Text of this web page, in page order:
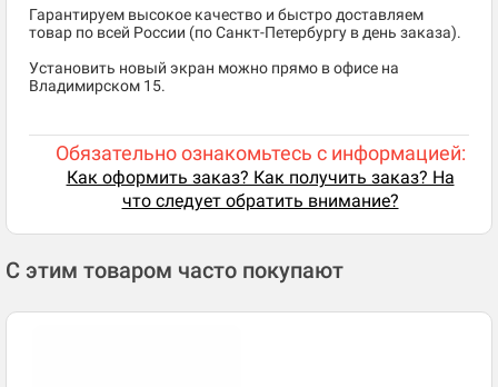
Гарантируем высокое качество и быстро доставляем
товар по всей России (по Санкт-Петербургу в день заказа).
Установить новый экран можно прямо в офисе на
Владимирском 15.
Обязательно ознакомьтесь с информацией:
Как оформить заказ? Как получить заказ? На
что следует обратить внимание?
С этим товаром часто покупают